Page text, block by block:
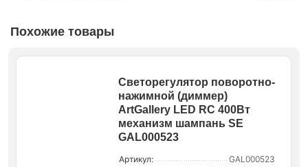
Похожие товары
Светорегулятор поворотно-
нажимной (диммер)
ArtGallery LED RC 400Вт
механизм шампань SE
GAL000523
Артикул:
GAL000523